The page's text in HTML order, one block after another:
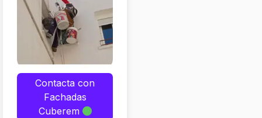
Contacta con
Fachadas
Cuberem